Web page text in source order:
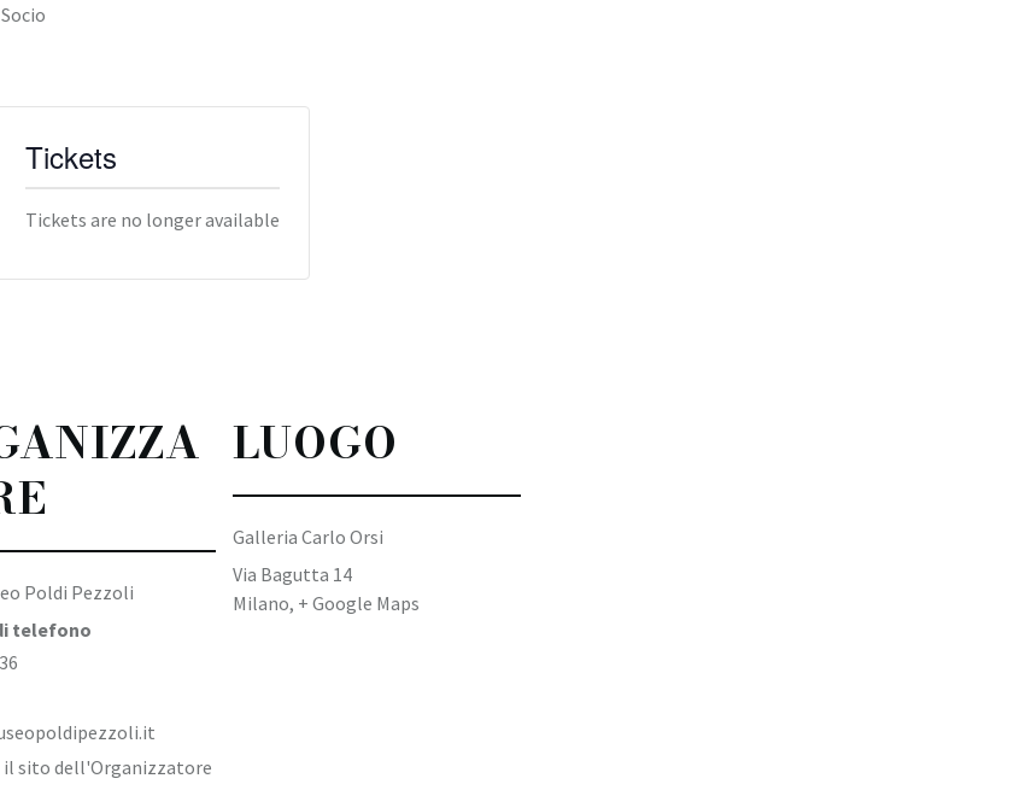
Poldi Pezzoli
telefono
il sito dell'Organizzatore
LUOGO
Galleria Carlo Orsi
Via Bagutta 14
Milano, + Google Maps
Tickets
Tickets are no longer available